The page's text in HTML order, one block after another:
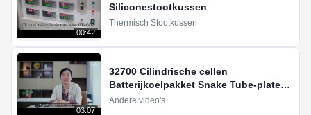
00:42
Siliconestootkussen
Thermisch Stootkussen
03:07
32700 Cilindrische cellen
Batterijkoelpakket Snake Tube-platen
voor elektrisch racevoertuig
Andere video's